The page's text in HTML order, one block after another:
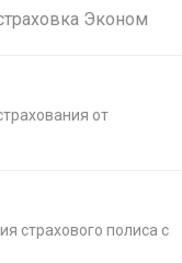
Эконом
от
страхового полиса с